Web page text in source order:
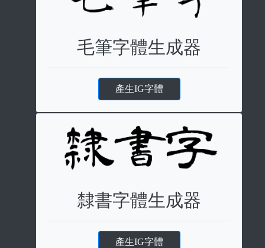
毛筆字體生成器
產生IG字體
隸書字體生成器
產生IG字體